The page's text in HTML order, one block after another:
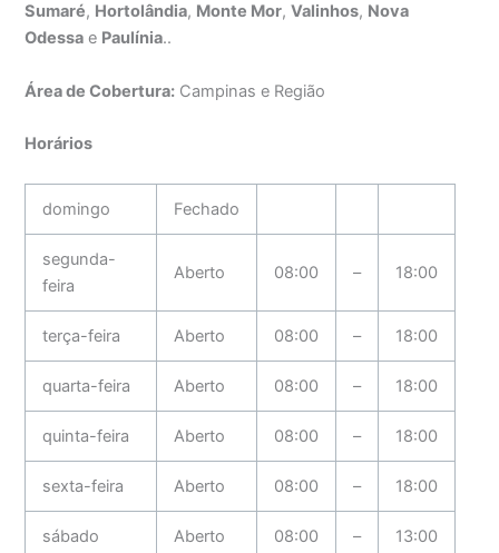
Sumaré, Hortolândia, Monte Mor,Valinhos, Nova
Odessa e Paulínia..
Área de Cobertura: Campinas e Região
Horários
domingo Fechado
segunda-
feira
Aberto 08:00 – 18:00
terça-feira Aberto 08:00 – 18:00
quarta-feira Aberto 08:00 – 18:00
quinta-feira Aberto 08:00 – 18:00
sexta-feira Aberto 08:00 – 18:00
sábado Aberto 08:00 – 13:00